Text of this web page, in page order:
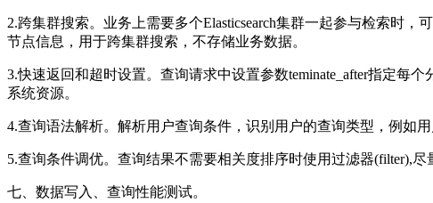
2.跨集群搜索。业务上需要多个Elasticsearch集群一起参与检索时，
节点信息，用于跨集群搜索，不存储业务数据。
3.快速返回和超时设置。查询请求中设置参数teminate_after指定每
系统资源。
4.查询语法解析。解析用户查询条件，识别用户的查询类型，例如
5.查询条件调优。查询结果不需要相关度排序时使用过滤器(filter),
七、数据写入、查询性能测试。